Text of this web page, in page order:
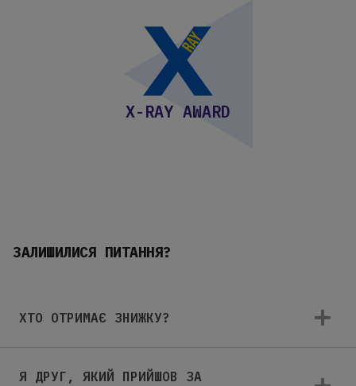
X-RAY AWARD
ЗАЛИШИЛИСЯ ПИТАННЯ?
ХТО ОТРИМАЄ ЗНИЖКУ?
Я ДРУГ, ЯКИЙ ПРИЙШОВ ЗА